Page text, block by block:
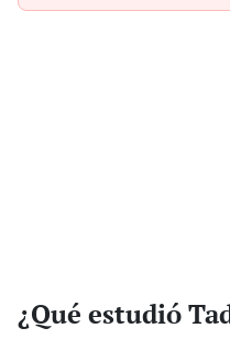
¿Qué estudió